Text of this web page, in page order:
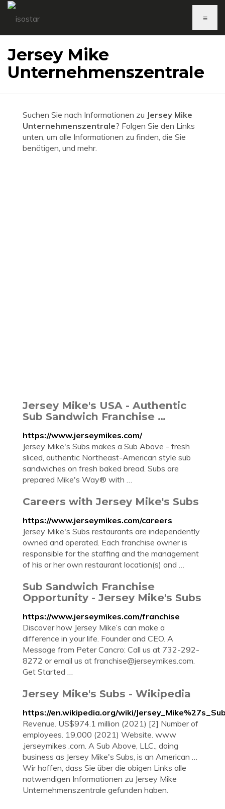
≡
Jersey Mike
Unternehmenszentrale
Suchen Sie nach Informationen zu Jersey Mike
Unternehmenszentrale? Folgen Sie den Links
unten, um alle Informationen zu finden, die Sie
benötigen, und mehr.
Jersey Mike's USA - Authentic
Sub Sandwich Franchise …
https://www.jerseymikes.com/
Jersey Mike's Subs makes a Sub Above - fresh
sliced, authentic Northeast-American style sub
sandwiches on fresh baked bread. Subs are
prepared Mike's Way® with …
Careers with Jersey Mike's Subs
https://www.jerseymikes.com/careers
Jersey Mike's Subs restaurants are independently
owned and operated. Each franchise owner is
responsible for the staffing and the management
of his or her own restaurant location(s) and …
Sub Sandwich Franchise
Opportunity - Jersey Mike's Subs
https://www.jerseymikes.com/franchise
Discover how Jersey Mike’s can make a
difference in your life. Founder and CEO. A
Message from Peter Cancro: Call us at 732-292-
8272 or email us at franchise@jerseymikes.com.
Get Started …
Jersey Mike's Subs - Wikipedia
https://en.wikipedia.org/wiki/
Revenue. US$974.1 million (2021) [2] Number of
employees. 19,000 (2021) Website. www
.jerseymikes .com. A Sub Above, LLC., doing
business as Jersey Mike's Subs, is an American …
Wir hoffen, dass Sie über die obigen Links alle
notwendigen Informationen zu Jersey Mike
Unternehmenszentrale gefunden haben.